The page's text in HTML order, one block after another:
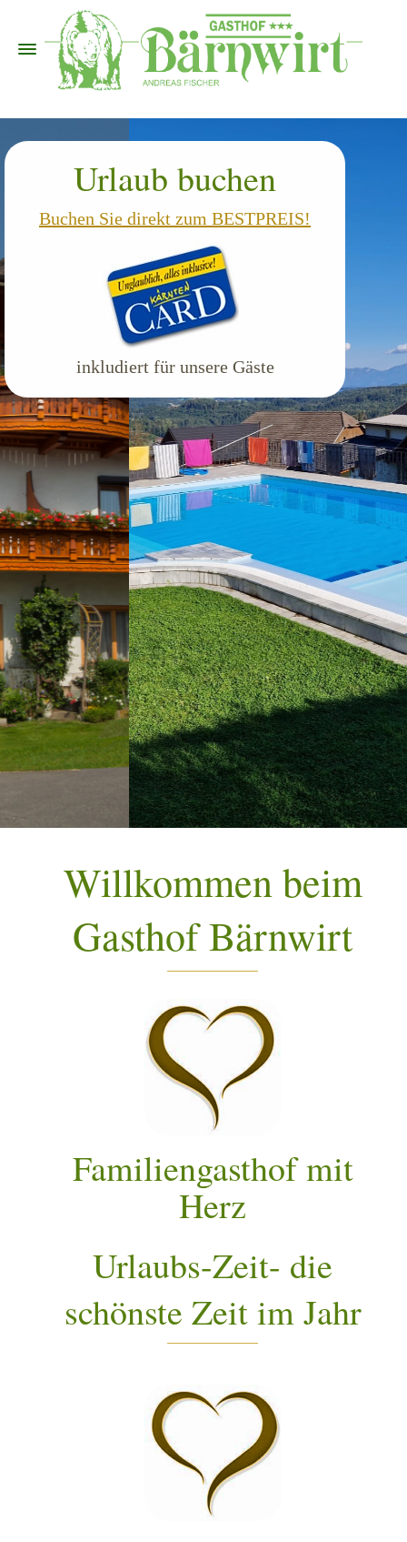
Urlaub buchen
Buchen Sie direkt zum BESTPREIS!
inkludiert für unsere Gäste
Willkommen beim
Gasthof Bärnwirt
Familiengasthof mit
Herz
Urlaubs-Zeit- die
schönste Zeit im Jahr